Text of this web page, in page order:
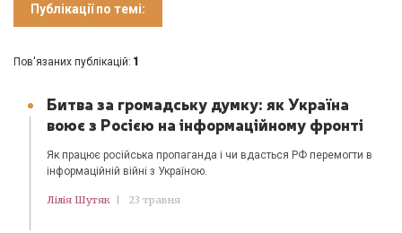
Публікації по темі:
Пов'язаних публікацій: 1
Битва за громадську думку: як Україна
воює з Росією на інформаційному фронті
Як працює російська пропаганда і чи вдасться РФ перемогти в
інформаційній війні з Україною.
Лілія Шутяк 23 травня